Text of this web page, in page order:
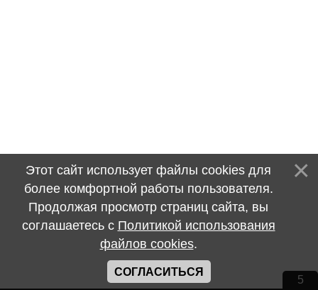
Этот сайт использует файлы cookies для
более комфортной работы пользователя.
Продолжая просмотр страниц сайта, вы
соглашаетесь с Политикой использования
файлов cookies.
СОГЛАСИТЬСЯ
5